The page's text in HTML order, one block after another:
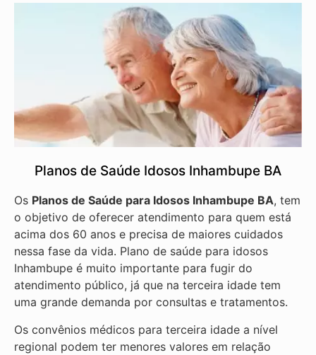
Planos de Saúde Idosos Inhambupe BA
Os Planos de Saúde para Idosos Inhambupe BA, tem
o objetivo de oferecer atendimento para quem está
acima dos 60 anos e precisa de maiores cuidados
nessa fase da vida. Plano de saúde para idosos
Inhambupe é muito importante para fugir do
atendimento público, já que na terceira idade tem
uma grande demanda por consultas e tratamentos.
Os convênios médicos para terceira idade a nível
regional podem ter menores valores em relação